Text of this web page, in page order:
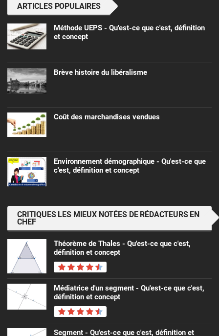
ARTICLES POPULAIRES
Méthode UEPS - Qu'est-ce que c'est, définition
et concept
Brève histoire du libéralisme
Coût des marchandises vendues
Environnement démographique - Qu'est-ce que
c'est, définition et concept
CRITIQUES LES MIEUX NOTÉES DE RÉDACTEURS EN
CHEF
Théorème de Thales - Qu'est-ce que c'est,
définition et concept
Médiatrice d'un segment - Qu'est-ce que c'est,
définition et concept
Segment - Qu'est-ce que c'est, définition et